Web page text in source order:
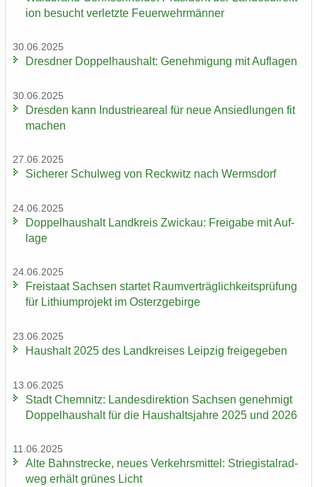
i­on be­sucht ver­letz­te Feu­er­wehr­män­ner
30.06.2025
Dresd­ner Dop­pel­haus­halt: Ge­neh­mi­gung mit Auf­la­gen
30.06.2025
Dres­den kann In­dus­trie­are­al für neue An­sied­lun­gen fit
ma­chen
27.06.2025
Si­che­rer Schul­weg von Reck­witz nach Werms­dorf
24.06.2025
Dop­pel­haus­halt Land­kreis Zwi­ckau: Frei­ga­be mit Auf­
la­ge
24.06.2025
Frei­staat Sach­sen star­tet Ra­um­ver­träg­lich­keits­prü­fung
für Li­thi­um­pro­jekt im Ost­erz­ge­bir­ge
23.06.2025
Haus­halt 2025 des Land­krei­ses Leip­zig frei­ge­ge­ben
13.06.2025
Stadt Chem­nitz: Lan­des­di­rek­ti­on Sach­sen ge­neh­migt
Dop­pel­haus­halt für die Haus­halts­jah­re 2025 und 2026
11.06.2025
Alte Bahn­stre­cke, neues Ver­kehrs­mit­tel: Strie­gi­st­al­rad­
weg er­hält grü­nes Licht